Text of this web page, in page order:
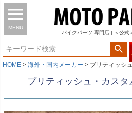
MENU
バイク パーツ 専門店 | ＜公式
HOME 海外・国内メーカー ブリティッシ
ブリティッシュ・カス